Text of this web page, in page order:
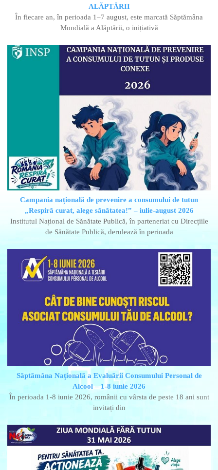
ALĂPTĂRII
În fiecare an, în perioada 1–7 august, este marcată Săptămâna
Mondială a Alăptării, o inițiativă
Campania națională de prevenire a consumului de tutun
„Respiră curat, alege sănătatea!” – iulie-august 2026
Institutul Național de Sănătate Publică, în parteneriat cu Direcțiile
de Sănătate Publică, derulează în perioada
Săptămâna Națională a Evaluării Consumului Personal de
Alcool – 1-8 iunie 2026
În perioada 1-8 iunie 2026, românii cu vârsta de peste 18 ani sunt
invitați din